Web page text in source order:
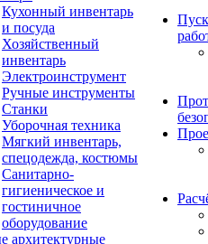
Кухонный инвентарь
и посуда
Хозяйственный
инвентарь
Электроинструмент
Ручные инструменты
Станки
Уборочная техника
Мягкий инвентарь,
спецодежда, костюмы
Санитарно-
гигиеническое и
гостиничное
оборудование
архитектурные